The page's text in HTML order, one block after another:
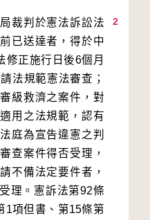
2
裁判於憲法訴訟法
已送達者，得於中
修正施行日後6個月
法規範憲法審查；
級救濟之案件，對
用之法規範，認有
庭為宣告違憲之判
查案件得否受理，
不備法定要件者，
理。憲訴法第92條
1項但書、第15條第